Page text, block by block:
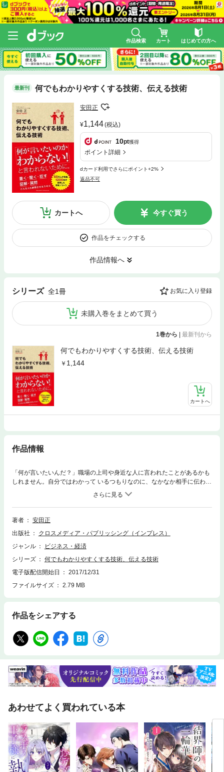
作品検索 カート はじめての方へ
最新刊 何でもわかりやすくする技術、伝える技術
安田正
1,144(税込)
10pt獲得
ポイント詳細
dカード利用でさらにポイント+2%
返品不可
カートへ 今すぐ買う
作品をチェックする
作品情報へ
シリーズ 全1冊 お気に入り登録
未購入巻をまとめて買う
1巻から | 最新刊から
何でもわかりやすくする技術、伝える技術
1,144
カートへ
作品情報
「何が言いたいんだ？」職場の上司や身近な人に言われたことがあるかも
しれません。自分ではわかって いるつもりなのに、なかなか相手に伝わら
ない。 問題は、2 つあります。それは、1)そもそもの情報のインプットの
仕方が悪い。2)情報の伝え方が悪い。 そこで本書では、情報をいかに効率
的に吸収し、それをいかにわかりやすくできるか。話す、聞く、書く、質
問、図解による伝え方のコツを伝授していきます。イラストもふんだんに
著者
安田正
出版社
クロスメディア・パブリッシング（インプレス）
ジャンル
ビジネス・経済
シリーズ
何でもわかりやすくする技術、伝える技術
電子版配信開始日
2017/12/31
ファイルサイズ
2.79 MB
作品をシェアする
あわせてよく買われている本